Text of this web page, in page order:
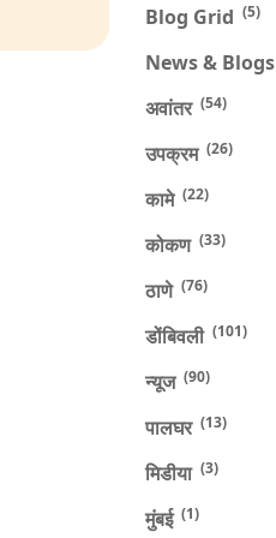
Blog Grid (5)
News & Blogs
अवांतर (54)
उपक्रम (26)
कामे (22)
कोकण (33)
ठाणे (76)
डोंबिवली (101)
न्यूज (90)
पालघर (13)
मिडीया (3)
मुंबई (1)